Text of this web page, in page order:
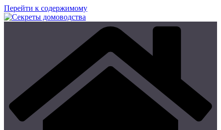
Перейти к содержимому